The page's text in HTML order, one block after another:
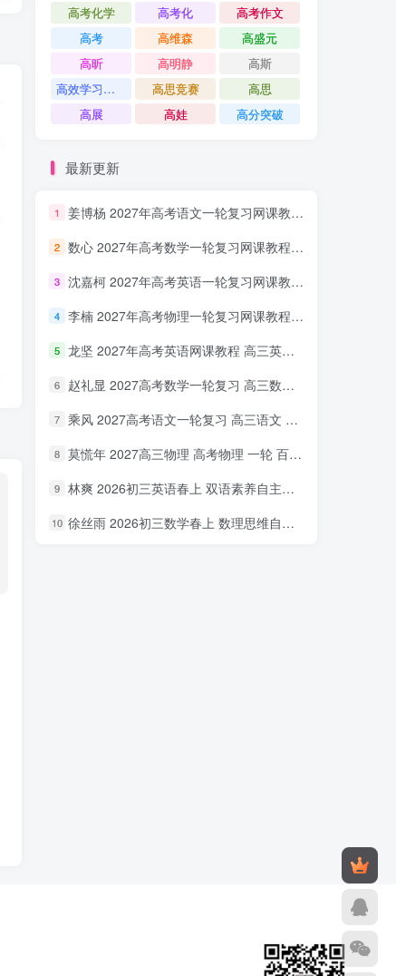
高考化学
高考化
高考作文
高考
高维森
高盛元
高昕
高明静
高斯
高效学习方法课
高思竞赛
高思
高展
高娃 高分突破
最新更新
1 姜博杨 2027年高考语文一轮复习网课教程 高三语文 上学期暑假班视频教程 百度网盘下载
2 数心 2027年高考数学一轮复习网课教程 高三数学 上学期暑假班视频教程 百度网盘下载
3 沈嘉柯 2027年高考英语一轮复习网课教程 高三英语 上学期暑假班视频教程 百度网盘下载
4 李楠 2027年高考物理一轮复习网课教程 高三物理 上学期暑假班视频教程 百度网盘下载
5 龙坚 2027年高考英语网课教程 高三英语 一轮复习视频教程 百度网盘下载
6 赵礼显 2027高考数学一轮复习 高三数学 网课视频教程暑假班 百度网盘下载
7 乘风 2027高考语文一轮复习 高三语文 网课视频教程暑秋班 百度网盘下载
8 莫慌年 2027高三物理 高考物理 一轮 百度网盘下载
9 林爽 2026初三英语春上 双语素养自主学习·TY·A+（一期）百度网盘下载
10 徐丝雨 2026初三数学春上 数理思维自主学习·TY·A+（二期）百度网盘下载